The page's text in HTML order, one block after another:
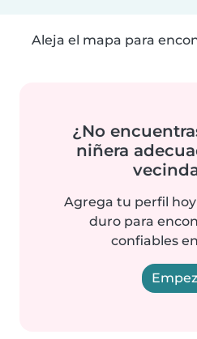
Aleja el mapa para
¿No
niñera
Agrega tu perfil
duro para
confiables